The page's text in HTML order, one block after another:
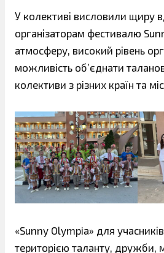
У колективі висловили щиру
організаторам фестивалю
атмосферу, високий рівень
можливість об’єднати
колективи з різних країн та
«Sunny Olympia» для
територією таланту, дружби,